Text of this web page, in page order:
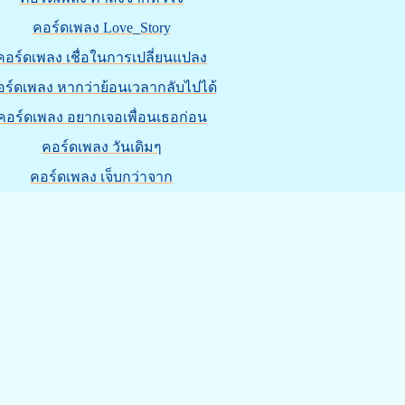
คอร์ดเพลง Love_Story
อร์ดเพลง เชื่อในการเปลี่ยนแปลง
ร์ดเพลง หากว่าย้อนเวลากลับไปได้
อร์ดเพลง อยากเจอเพื่อนเธอก่อน
คอร์ดเพลง วันเดิมๆ
คอร์ดเพลง เจ็บกว่าจาก